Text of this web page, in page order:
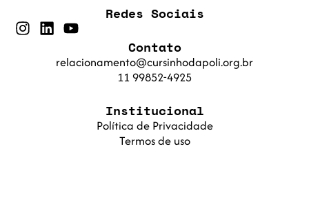
Institucional
Política de Privacidade
Termos de uso
Contato
relacionamento@cursinhodapoli.org.br
11 99852-4925
Redes Sociais